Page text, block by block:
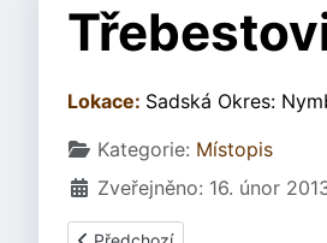
Lokace: Sadská Okres:
Základní údaje
Kategorie: Místopis
Zveřejněno: 16. únor